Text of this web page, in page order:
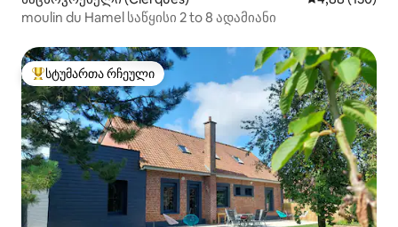
moulin du Hamel საწყისი 2 to 8 ადამიანი
სტუმართა რჩეული მოწინავე ვარიანტი
სტუმართა რჩეული